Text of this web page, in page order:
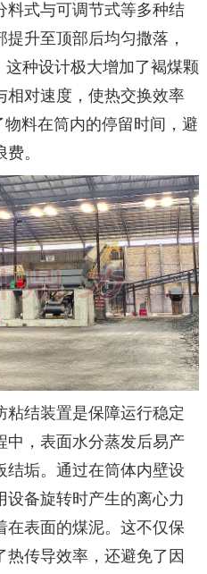
料式与可调节式等多种结
升至顶部后均匀撒落，
这种设计极大增加了褐煤颗
相对速度，使热交换效率
料在筒内的停留时间，避
。
粘结装置是保障运行稳定
中，表面水分蒸发后易产
结垢。通过在筒体内壁设
设备旋转时产生的离心力
在表面的煤泥。这不仅保
传导效率，还避免了因